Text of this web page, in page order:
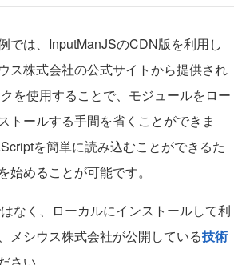
では、InputManJSのCDN版を利用し
ス株式会社の公式サイトから提供され
を使用することで、モジュールをロー
トールする手間を省くことができま
を簡単に読み込むことができるた
始めることが可能です。
なく、ローカルにインストールして利
メシウス株式会社が公開している技術
さい。